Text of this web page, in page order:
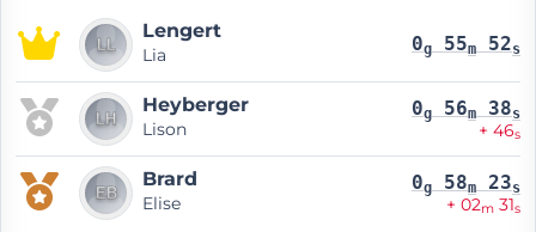
Lengert
Lia 0g 55m 52s
Heyberger
Lison
0g 56m 38s
+ 46s
Brard
Elise
0g 58m 23s
+ 02m 31s